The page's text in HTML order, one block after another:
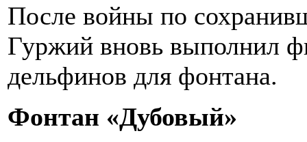
После войны по
Гуржий вновь выполнил
дельфинов для фонтана.
Фонтан «Дубовый»